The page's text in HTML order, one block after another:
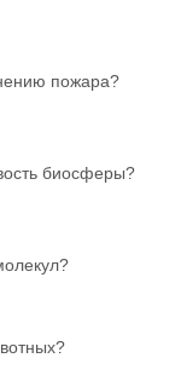
пожара?
биосферы?